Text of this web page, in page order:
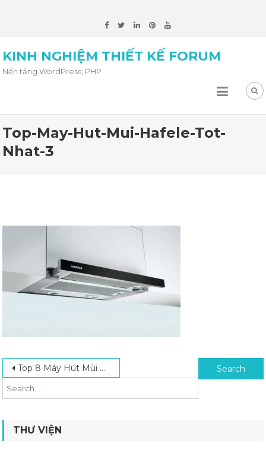
KINH NGHIỆM THIẾT KẾ FORUM
Nền tảng WordPress, PHP
Top-May-Hut-Mui-Hafele-Tot-
Nhat-3
Post navigation
Top 8 Máy Hút Mùi Hafele Tốt Nhất Được Ưa Chuộng Hiện Nay Search for:
THƯ VIỆN